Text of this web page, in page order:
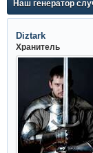
Наш генератор
Diztark
Хранитель